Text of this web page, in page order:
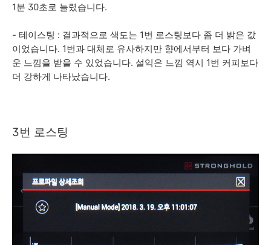
1분 30초로 늘렸습니다.
- 테이스팅 : 결과적으로 색도는 1번 로스팅보다 좀 더 밝은 값
이었습니다. 1번과 대체로 유사하지만 향에서부터 보다 가벼
운 느낌을 받을 수 있었습니다. 설익은 느낌 역시 1번 커피보다
더 강하게 나타났습니다.
3번 로스팅